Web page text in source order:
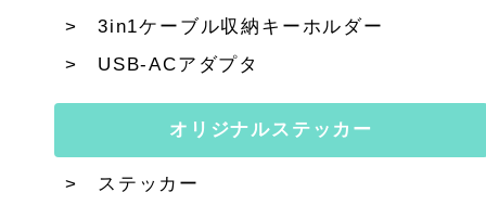
3in1ケーブル収納キーホルダー
USB-ACアダプタ
オリジナルステッカー
ステッカー